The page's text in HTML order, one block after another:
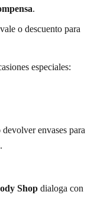
.
o descuento para
especiales:
envases para
Shop dialoga con